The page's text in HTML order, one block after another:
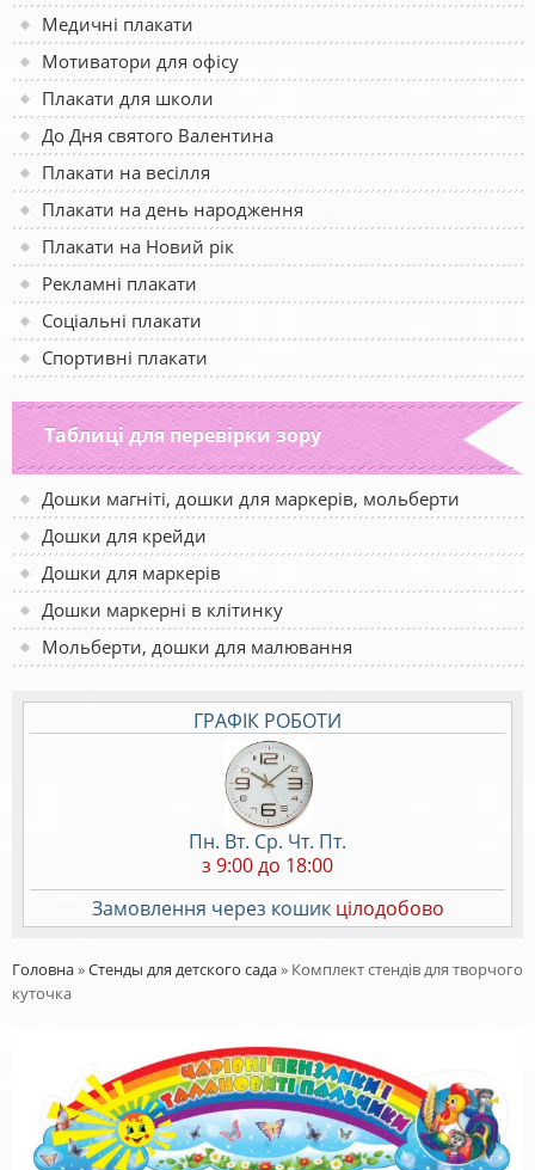
Медичні плакати
Мотиватори для офісу
Плакати для школи
До Дня святого Валентина
Плакати на весілля
Плакати на день народження
Плакати на Новий рік
Рекламні плакати
Соціальні плакати
Спортивні плакати
Таблиці для перевірки зору
Дошки магніті, дошки для маркерів, мольберти
Дошки для крейди
Дошки для маркерів
Дошки маркерні в клітинку
Мольберти, дошки для малювання
ГРАФІК РОБОТИ
Пн. Вт. Ср. Чт. Пт.
з 9:00 до 18:00
Замовлення через кошик цілодобово
Головна»Стенды для детского сада» Комплект стендів для творчого
куточка